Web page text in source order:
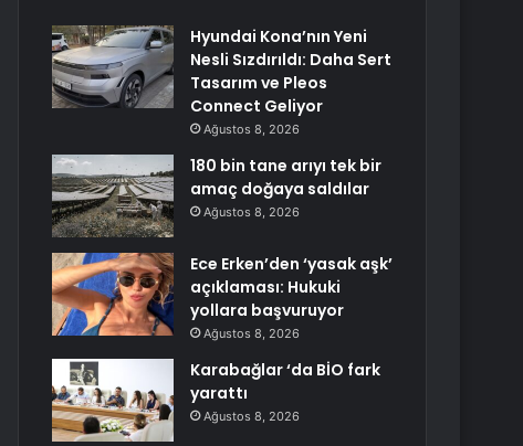
Hyundai Kona’nın Yeni
Nesli Sızdırıldı: Daha Sert
Tasarım ve Pleos
Connect Geliyor
Ağustos 8, 2026
180 bin tane arıyı tek bir
amaç doğaya saldılar
Ağustos 8, 2026
Ece Erken’den ‘yasak aşk’
açıklaması: Hukuki
yollara başvuruyor
Ağustos 8, 2026
Karabağlar ‘da BİO fark
yarattı
Ağustos 8, 2026